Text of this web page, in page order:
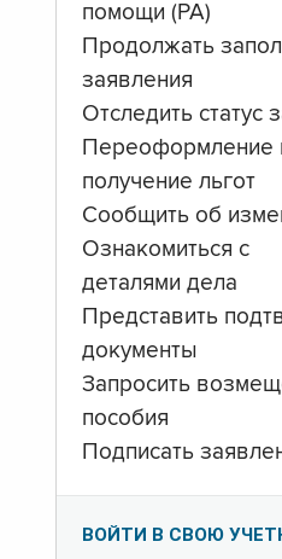
помощи (PA)
Продолжать
заявления
Отследить статус
Переоформление
получение льгот
Сообщить об
Ознакомиться с
деталями дела
Представить
документы
Запросить
пособия
Подписать
ВОЙТИ В СВОЮ